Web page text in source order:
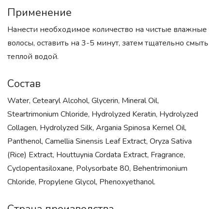
Применение
Нанести необходимое количество на чистые влажные
волосы, оставить на 3-5 минут, затем тщательно смыть
теплой водой.
Состав
Water, Cetearyl Alcohol, Glycerin, Mineral Oil,
Steartrimonium Chloride, Hydrolyzed Keratin, Hydrolyzed
Collagen, Hydrolyzed Silk, Argania Spinosa Kernel Oil,
Panthenol, Camellia Sinensis Leaf Extract, Oryza Sativa
(Rice) Extract, Houttuynia Cordata Extract, Fragrance,
Cyclopentasiloxane, Polysorbate 80, Behentrimonium
Chloride, Propylene Glycol, Phenoxyethanol.